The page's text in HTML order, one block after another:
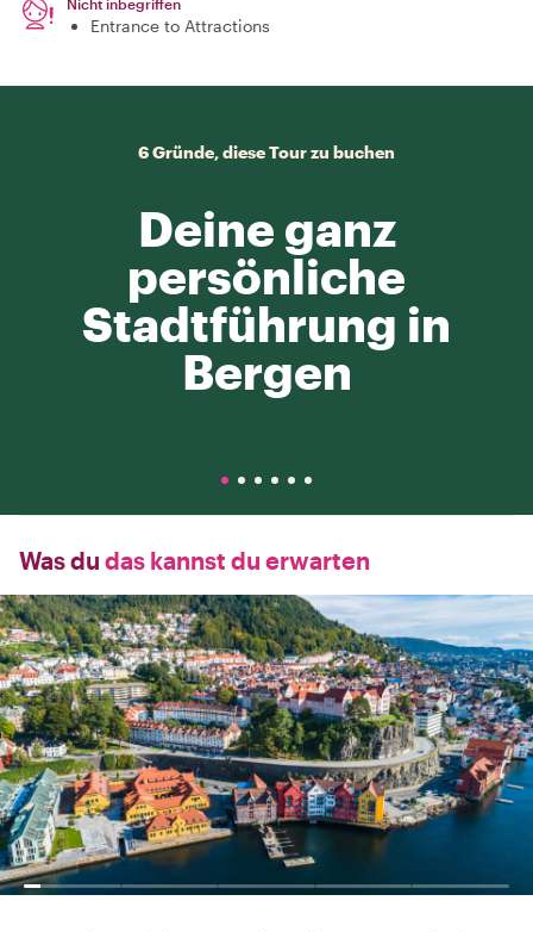
Nicht inbegriffen
Entrance to Attractions
6 Gründe, diese Tour zu buchen
Deine ganz
persönliche
Stadtführung in
Bergen
Was du das kannst du erwarten